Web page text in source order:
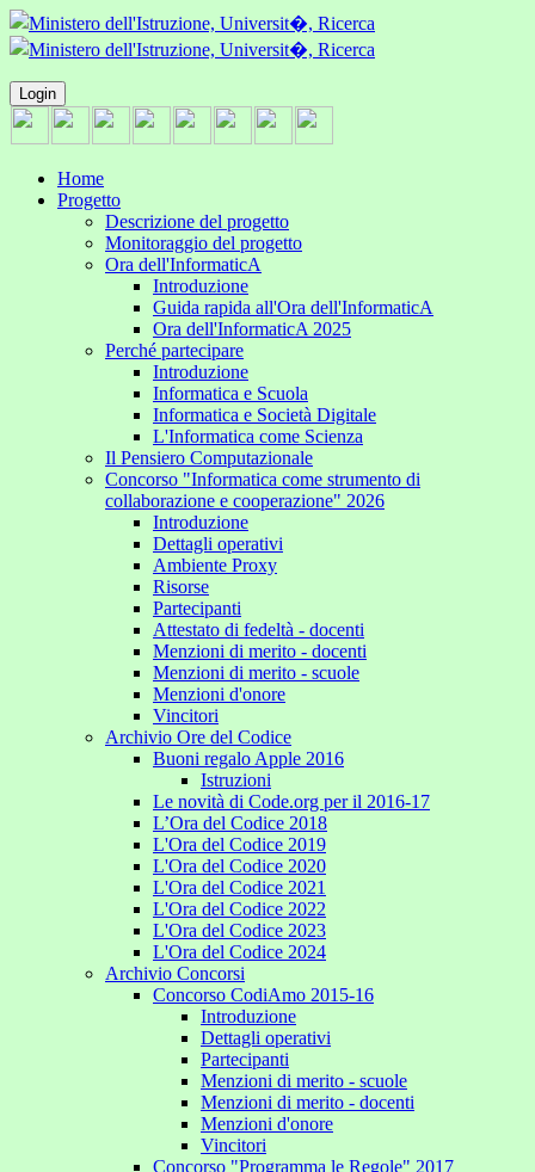
Login
Home
Progetto
Descrizione del progetto
Monitoraggio del progetto
Ora dell'InformaticA
Introduzione
Guida rapida all'Ora dell'InformaticA
Ora dell'InformaticA 2025
Perché partecipare
Introduzione
Informatica e Scuola
Informatica e Società Digitale
L'Informatica come Scienza
Il Pensiero Computazionale
Concorso "Informatica come strumento di
collaborazione e cooperazione" 2026
Introduzione
Dettagli operativi
Ambiente Proxy
Risorse
Partecipanti
Attestato di fedeltà - docenti
Menzioni di merito - docenti
Menzioni di merito - scuole
Menzioni d'onore
Vincitori
Archivio Ore del Codice
Buoni regalo Apple 2016
Istruzioni
Le novità di Code.org per il 2016-17
L’Ora del Codice 2018
L'Ora del Codice 2019
L'Ora del Codice 2020
L'Ora del Codice 2021
L'Ora del Codice 2022
L'Ora del Codice 2023
L'Ora del Codice 2024
Archivio Concorsi
Concorso CodiAmo 2015-16
Introduzione
Dettagli operativi
Partecipanti
Menzioni di merito - scuole
Menzioni di merito - docenti
Menzioni d'onore
Vincitori
Concorso "Programma le Regole" 2017